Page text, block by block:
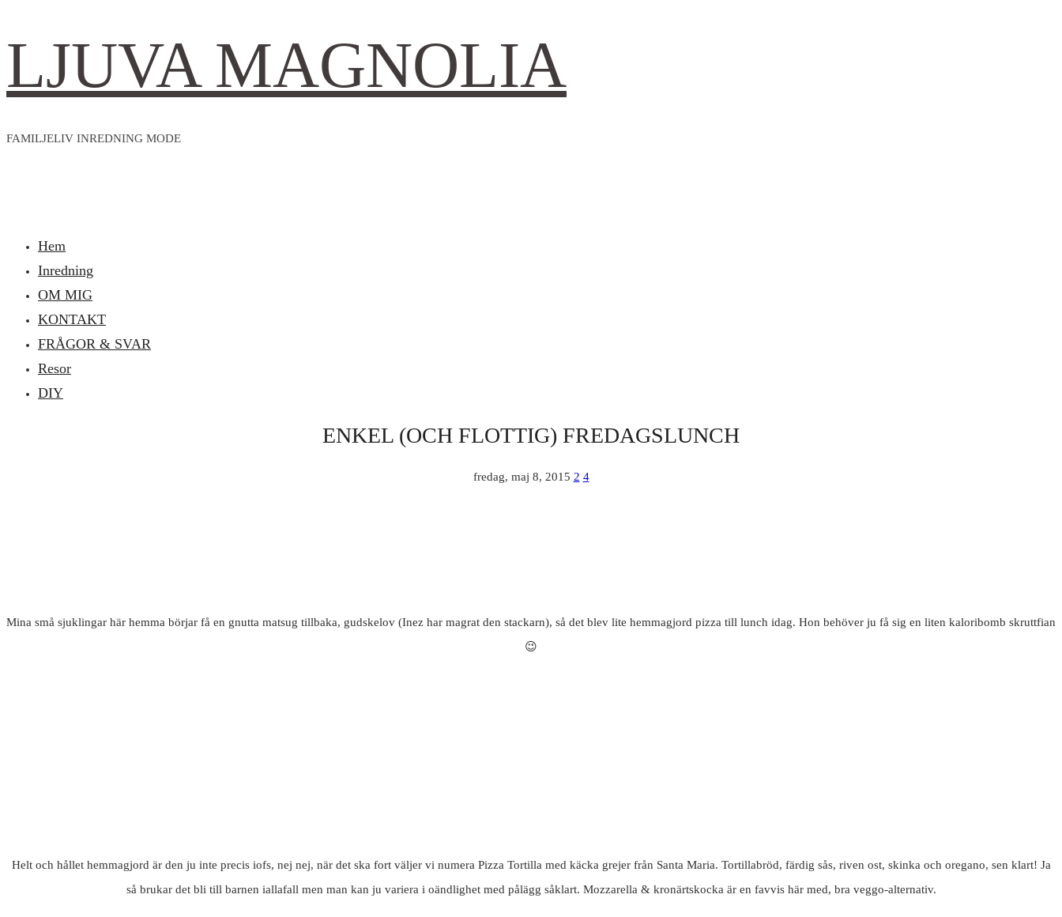
LJUVA MAGNOLIA
FAMILJELIV INREDNING MODE
Hem
Inredning
OM MIG
KONTAKT
FRÅGOR & SVAR
Resor
DIY
ENKEL (OCH FLOTTIG) FREDAGSLUNCH
fredag, maj 8, 2015 2 4
Mina små sjuklingar här hemma börjar få en gnutta matsug tillbaka, gudskelov (Inez har magrat den stackarn), så det blev lite hemmagjord pizza till lunch idag. Hon behöver ju få sig en liten kaloribomb skruttfian
😉
Helt och hållet hemmagjord är den ju inte precis iofs, nej nej, när det ska fort väljer vi numera Pizza Tortilla med käcka grejer från Santa Maria. Tortillabröd, färdig sås, riven ost, skinka och oregano, sen klart! Ja
så brukar det bli till barnen iallafall men man kan ju variera i oändlighet med pålägg såklart. Mozzarella & kronärtskocka är en favvis här med, bra veggo-alternativ.